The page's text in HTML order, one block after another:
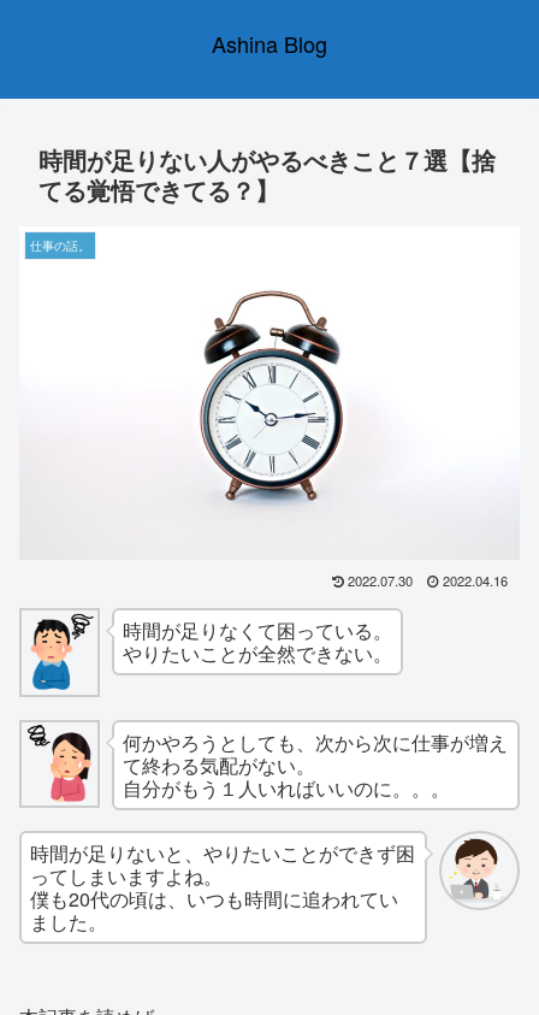
Ashina Blog
時間が足りない人がやるべきこと７選【捨
てる覚悟できてる？】
仕事の話。
2022.07.30 2022.04.16
時間が足りなくて困っている。
やりたいことが全然できない。
何かやろうとしても、次から次に仕事が増え
て終わる気配がない。
自分がもう１人いればいいのに。。。
時間が足りないと、やりたいことができず困
ってしまいますよね。
僕も20代の頃は、いつも時間に追われてい
ました。